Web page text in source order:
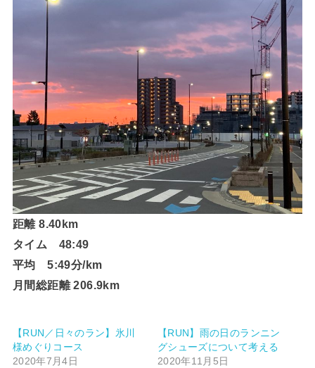
距離 8.40km
タイム 48:49
平均 5:49分/km
月間総距離 206.9km
【RUN／日々のラン】氷川
様めぐりコース
2020年7月4日
【RUN】雨の日のランニン
グシューズについて考える
2020年11月5日